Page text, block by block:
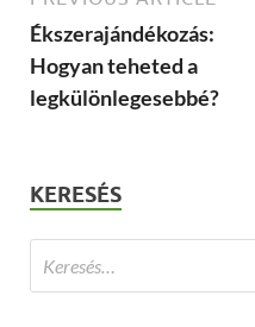
Ékszerajándékozás:
Hogyan teheted a
legkülönlegesebbé?
KERESÉS